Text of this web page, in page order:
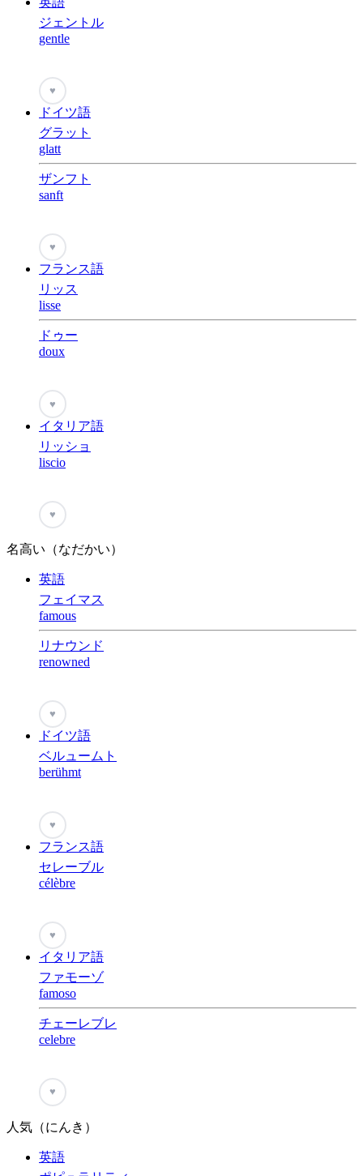
ジェントル
gentle
♥
ドイツ語
グラット
glatt
ザンフト
sanft
♥
フランス語
リッス
lisse
ドゥー
doux
♥
イタリア語
リッショ
liscio
♥
名高い（なだかい）
英語
フェイマス
famous
リナウンド
renowned
♥
ドイツ語
ベルュームト
berühmt
♥
フランス語
セレーブル
célèbre
♥
イタリア語
ファモーゾ
famoso
チェーレブレ
celebre
♥
人気（にんき）
英語